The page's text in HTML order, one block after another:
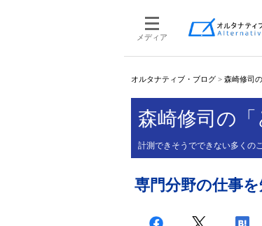
メディア
オルタナティブ・ブログ > 森崎修司
森崎修司の「
計測できそうでできない多くの
専門分野の仕事